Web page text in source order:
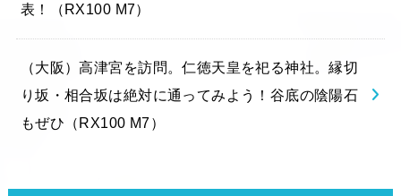
表！（RX100 M7）
（大阪）高津宮を訪問。仁徳天皇を祀る神社。縁切
り坂・相合坂は絶対に通ってみよう！谷底の陰陽石
もぜひ（RX100 M7）